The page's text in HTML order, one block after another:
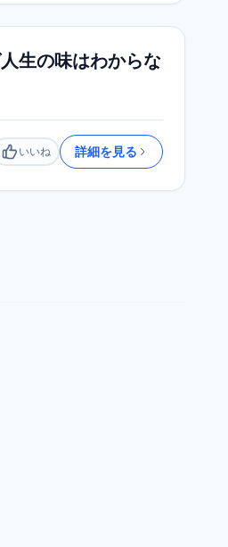
生の味はわからな
いいね
いいね 詳細を見る